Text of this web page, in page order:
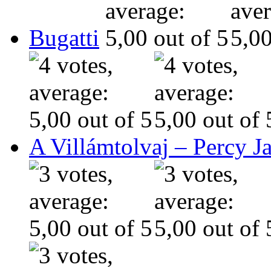
Bugatti
A Villámtolvaj – Percy